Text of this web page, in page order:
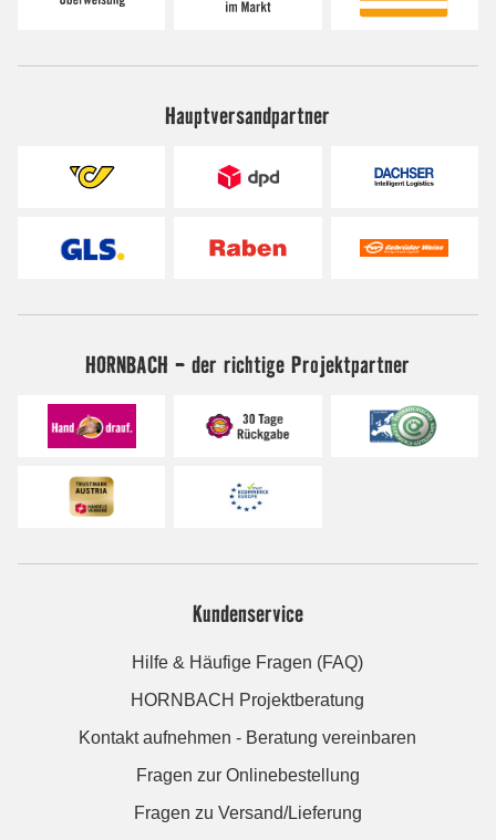
Hauptversandpartner
HORNBACH - der richtige Projektpartner
Kundenservice
Hilfe & Häufige Fragen (FAQ)
HORNBACH Projektberatung
Kontakt aufnehmen - Beratung vereinbaren
Fragen zur Onlinebestellung
Fragen zu Versand/Lieferung